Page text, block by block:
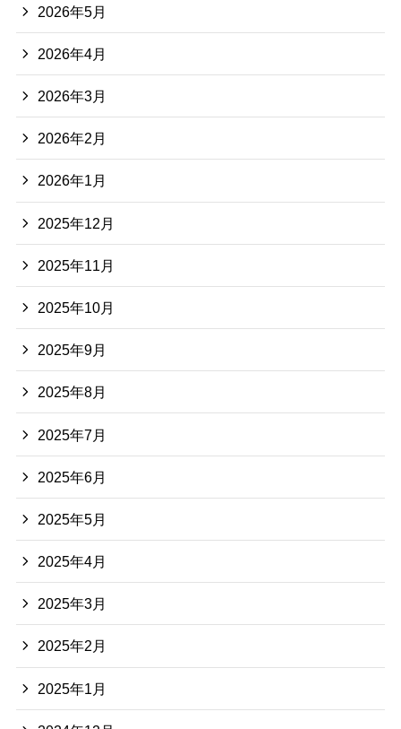
2026年5月
2026年4月
2026年3月
2026年2月
2026年1月
2025年12月
2025年11月
2025年10月
2025年9月
2025年8月
2025年7月
2025年6月
2025年5月
2025年4月
2025年3月
2025年2月
2025年1月